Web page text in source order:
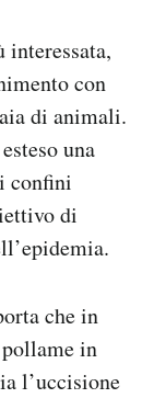
interessata,
con
di animali.
una
confini
di
che in
in
l’uccisione